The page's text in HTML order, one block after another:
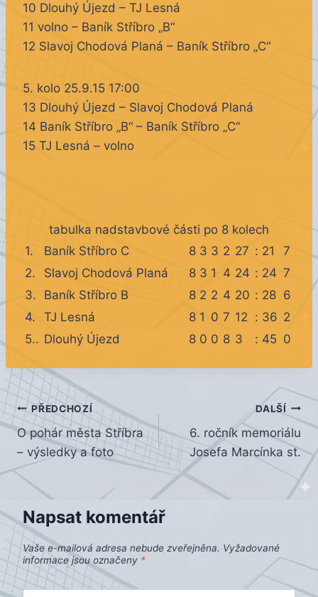
10 Dlouhý Újezd – TJ Lesná
11 volno – Baník Stříbro „B“
12 Slavoj Chodová Planá – Baník Stříbro „C“
5. kolo 25.9.15 17:00
13 Dlouhý Újezd – Slavoj Chodová Planá
14 Baník Stříbro „B“ – Baník Stříbro „C“
15 TJ Lesná – volno
tabulka nadstavbové části po 8 kolech
1.
Baník Stříbro C 8 3 3 2 27 : 21
7
2.
Slavoj Chodová Planá 8 3 1 4 24 : 24 7
3.
Baník Stříbro B 8 2 2 4 20 : 28 6
4.
TJ Lesná 8 1 0 7 12 : 36 2
5.. Dlouhý Újezd 8 0 0 8 3 : 45 0
Navigace
pro
příspěvek
PŘEDCHOZÍ
O pohár města Stříbra
– výsledky a foto
DALŠÍ
6. ročník memoriálu
Josefa Marcínka st.
Napsat komentář
Vaše e-mailová adresa nebude zveřejněna. Vyžadované
informace jsou označeny *